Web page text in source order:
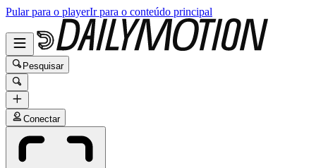
Pular para o playerIr para o conteúdo principal
Pesquisar
Conectar